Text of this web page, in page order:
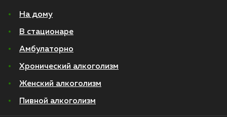
На дому
В стационаре
Амбулаторно
Хронический алкоголизм
Женский алкоголизм
Пивной алкоголизм